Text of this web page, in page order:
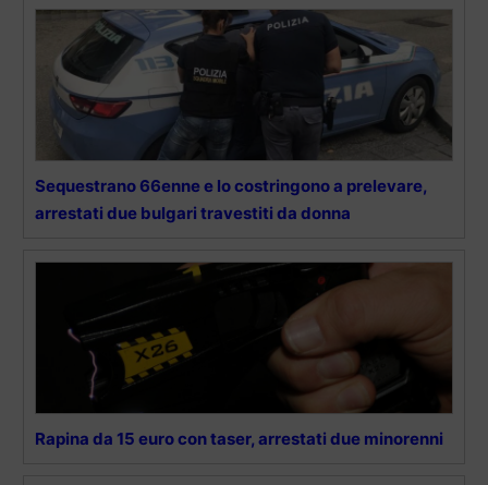
Sequestrano 66enne e lo costringono a prelevare,
arrestati due bulgari travestiti da donna
Rapina da 15 euro con taser, arrestati due minorenni